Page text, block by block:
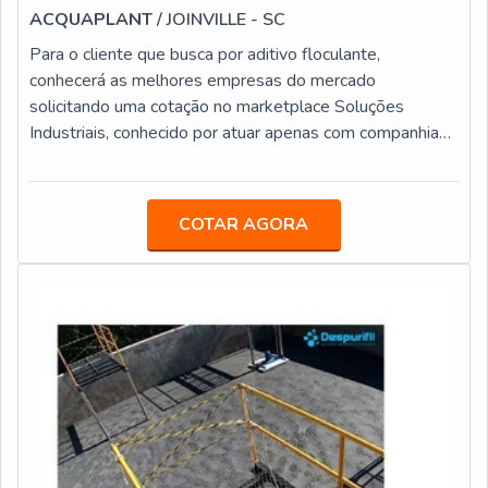
ACQUAPLANT/ JOINVILLE - SC
Para o cliente que busca por aditivo floculante,
conhecerá as melhores empresas do mercado
solicitando uma cotação no marketplace Soluções
Industriais, conhecido por atuar apenas com companhias
lembrar que o produto deve sempre ser adquirido com
cuidado ajuda a garantir a qualidade e durabilidade dos
materiais, além de evitar prejuízos com substituições
DE ELEVADA QUALIDADE Se alguém quer achar
aditivo floculante em uma empresa segura, acha a
Acquaplant. A empresa atua com osmose reversa e
sequestrantes de oxigênio para caldeiras, oferecendo
sempre a melhor opção para o cliente final.Ainda
focando no processo de compra, deve-se ter a exatidão
COTAR AGORA